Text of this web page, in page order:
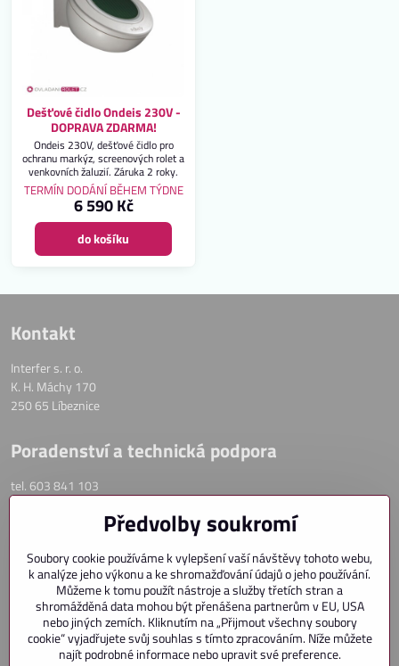
Dešťové čidlo Ondeis 230V -
DOPRAVA ZDARMA!
Ondeis 230V, dešťové čidlo pro
ochranu markýz, screenových rolet a
venkovních žaluzií. Záruka 2 roky.
TERMÍN DODÁNÍ BĚHEM TÝDNE
6 590 Kč
do košíku
Kontakt
Interfer s. r. o.
K. H. Máchy 170
250 65 Líbeznice
Poradenství a technická podpora
tel. 603 841 103
OVLÁDÁNÍ VENKOVNÍCH ŽALUZIÍ
OVLÁDÁNÍ MARKÝZ
DÁLKOVÉ OVLÁDÁNÍ OSVĚTLENÍ
OVLÁDÁNÍ PRO VRATA A BRÁNY
KAMERY SOMFY
SOMFY PROTECT ALARM
Předvolby soukromí
Soubory cookie používáme k vylepšení vaší návštěvy tohoto webu,
k analýze jeho výkonu a ke shromažďování údajů o jeho používání.
Můžeme k tomu použít nástroje a služby třetích stran a
shromážděná data mohou být přenášena partnerům v EU, USA
nebo jiných zemích. Kliknutím na „Přijmout všechny soubory
cookie“ vyjadřujete svůj souhlas s tímto zpracováním. Níže můžete
najít podrobné informace nebo upravit své preference.